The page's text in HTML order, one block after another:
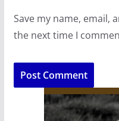
Save my name, email,
the next time I